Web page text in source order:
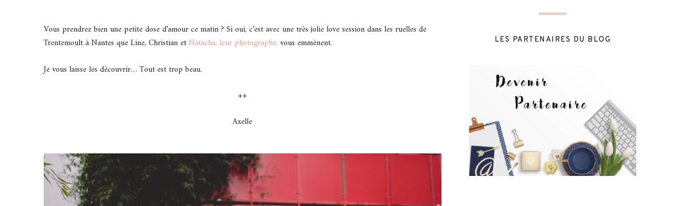
Vous prendrez bien une petite dose d’amour ce matin ? Si oui, c’est avec une très jolie love session dans les ruelles de
Trentemoult à Nantes que Line, Christian etNatacha, leur photographe, vous emmènent.
Je vous laisse les découvrir… Tout est trop beau.
++
Axelle
LES PARTENAIRES DU BLOG